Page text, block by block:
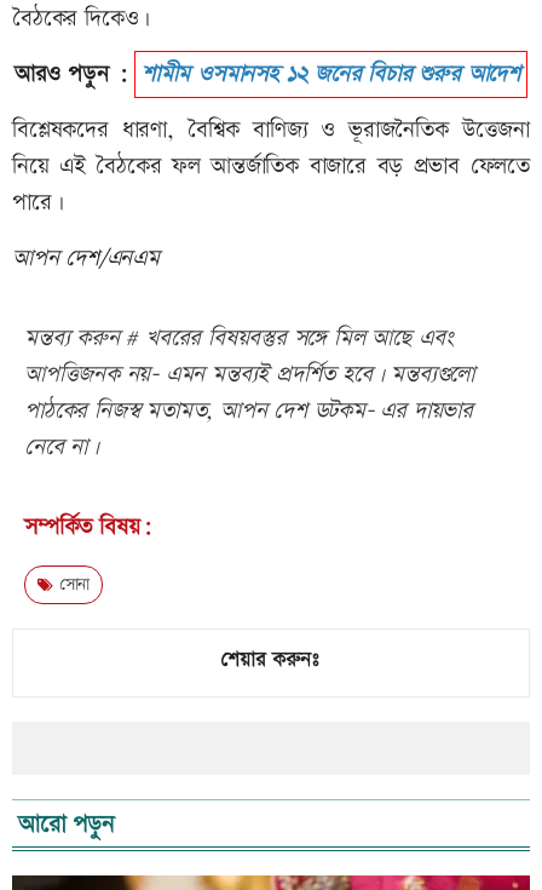
বৈঠকের দিকেও।
আরও পড়ুন : শামীম ওসমানসহ ১২ জনের বিচার শুরুর আদেশ
বিশ্লেষকদের ধারণা, বৈশ্বিক বাণিজ্য ও ভূরাজনৈতিক উত্তেজনা
নিয়ে এই বৈঠকের ফল আন্তর্জাতিক বাজারে বড় প্রভাব ফেলতে
পারে।
আপন দেশ/এনএম
মন্তব্য করুন # খবরের বিষয়বস্তুর সঙ্গে মিল আছে এবং
আপত্তিজনক নয়- এমন মন্তব্যই প্রদর্শিত হবে। মন্তব্যগুলো
পাঠকের নিজস্ব মতামত, আপন দেশ ডটকম- এর দায়ভার
নেবে না।
সম্পর্কিত বিষয়:
সোনা
শেয়ার করুনঃ
আরো পড়ুন